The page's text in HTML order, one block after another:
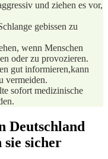
und ziehen es vor,
gebissen zu
wenn Menschen
oder zu ​provozieren.
gut informieren,kann
vermeiden.
sofort medizinische
‌Deutschland
sicher